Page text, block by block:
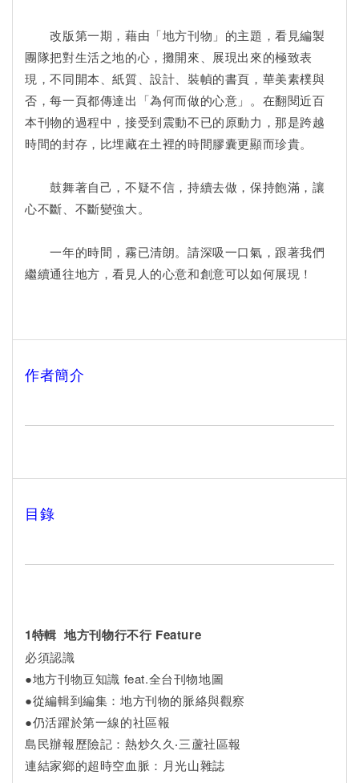
改版第一期，藉由「地方刊物」的主題，看見編製
團隊把對生活之地的心，攤開來、展現出來的極致表
現，不同開本、紙質、設計、裝幀的書頁，華美素樸與
否，每一頁都傳達出「為何而做的心意」。在翻閱近百
本刊物的過程中，接受到震動不已的原動力，那是跨越
時間的封存，比埋藏在土裡的時間膠囊更顯而珍貴。
鼓舞著自己，不疑不信，持續去做，保持飽滿，讓
心不斷、不斷變強大。
一年的時間，霧已清朗。請深吸一口氣，跟著我們
繼續通往地方，看見人的心意和創意可以如何展現！
作者簡介
目錄
1特輯 地方刊物行不行 Feature
必須認識
●地方刊物豆知識 feat.全台刊物地圖
●從編輯到編集：地方刊物的脈絡與觀察
●仍活躍於第一線的社區報
島民辦報歷險記：熱炒久久‧三蘆社區報
連結家鄉的超時空血脈：月光山雜誌